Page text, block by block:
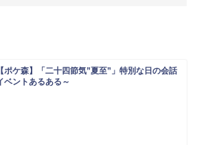
【ポケ森】「二十四節気”夏至”」特別な日の会話
ベントあるある～